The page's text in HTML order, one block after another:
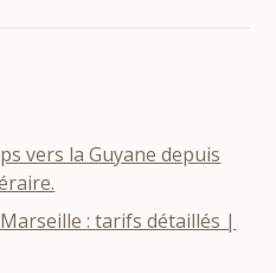
vers la Guyane depuis
: tarifs détaillés |